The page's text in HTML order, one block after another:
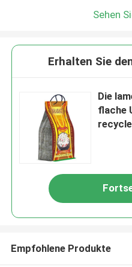
Sehen
Erhalten Sie
Die
flache
Empfohlene Produkte